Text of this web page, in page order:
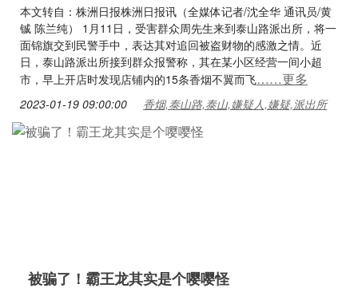
本文转自：株洲日报株洲日报讯（全媒体记者/沈全华 通讯员/黄
铖 陈兰纯） 1月11日，受害群众周先生来到泰山路派出所，将一
面锦旗交到民警手中，表达其对追回被盗财物的感激之情。近
日，泰山路派出所接到群众报警称，其在某小区经营一间小超
市，早上开店时发现店铺内的15条香烟不翼而飞……更多
2023-01-19 09:00:00 香烟,泰山路,泰山,嫌疑人,嫌疑,派出所
被骗了！霸王龙其实是个嘤嘤怪